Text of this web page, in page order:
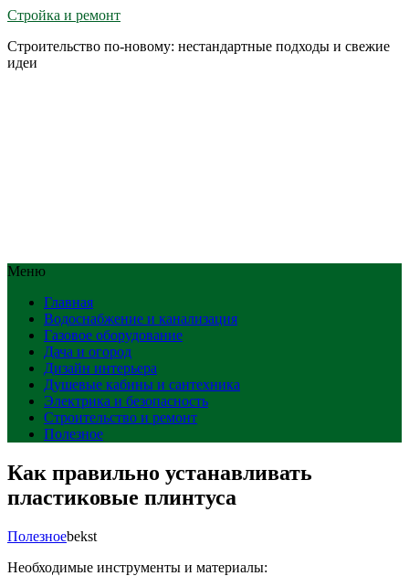
Стройка и ремонт
Строительство по-новому: нестандартные подходы и свежие
идеи
Меню
Главная
Водоснабжение и канализация
Газовое оборудование
Дача и огород
Дизайн интерьера
Душевые кабины и сантехника
Электрика и безопасность
Строительство и ремонт
Полезное
Как правильно устанавливать
пластиковые плинтуса
Полезноеbekst
Необходимые инструменты и материалы: